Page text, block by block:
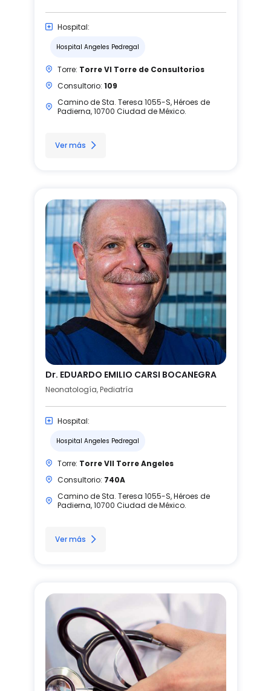
Hospital:
Hospital Angeles Pedregal
Torre: Torre VI Torre de Consultorios
Consultorio: 109
Camino de Sta. Teresa 1055-S, Héroes de
Padierna, 10700 Ciudad de México.
Ver más
Dr. EDUARDO EMILIO CARSI BOCANEGRA
Neonatología, Pediatría
Hospital:
Hospital Angeles Pedregal
Torre: Torre VII Torre Angeles
Consultorio: 740A
Camino de Sta. Teresa 1055-S, Héroes de
Padierna, 10700 Ciudad de México.
Ver más